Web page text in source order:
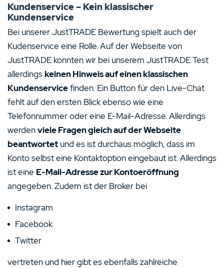
Kundenservice – Kein klassischer
Kundenservice
Bei unserer JustTRADE Bewertung spielt auch der
Kudenservice eine Rolle. Auf der Webseite von
JustTRADE konnten wir bei unserem JustTRADE Test
allerdings keinen Hinweis auf einen klassischen
Kundenservicefinden. Ein Button für den Live-Chat
fehlt auf den ersten Blick ebenso wie eine
Telefonnummer oder eine E-Mail-Adresse. Allerdings
werdenviele Fragen gleich auf der Webseite
beantwortet und es ist durchaus möglich, dass im
Konto selbst eine Kontaktoption eingebaut ist. Allerdings
ist eine E-Mail-Adresse zur Kontoeröffnung
angegeben. Zudem ist der Broker bei
Instagram
Facebook
Twitter
vertreten und hier gibt es ebenfalls zahlreiche